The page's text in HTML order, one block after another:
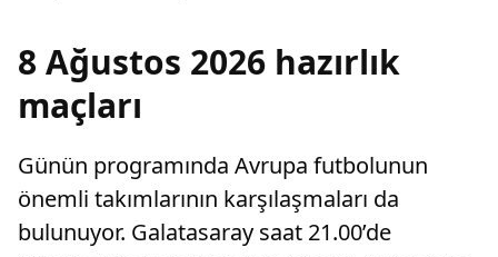
8 Ağustos 2026 hazırlık
maçları
Günün programında Avrupa futbolunun
önemli takımlarının karşılaşmaları da
bulunuyor. Galatasaray saat 21.00’de